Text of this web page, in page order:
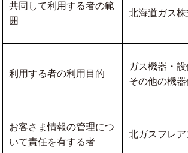
共同して利用する者の範
囲
北海道ガス株
利用する者の利用目的
ガス機器・
その他の機
お客さま情報の管理につ
いて責任を有する者
北ガスフレ